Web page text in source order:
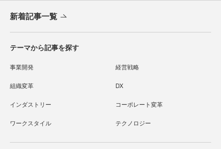
新着記事一覧
テーマから記事を探す
事業開発 経営戦略
組織変革 DX
インダストリー コーポレート変革
ワークスタイル テクノロジー